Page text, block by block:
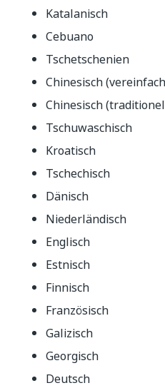
Katalanisch
Cebuano
Tschetschenien
Chinesisch
Chinesisch
Tschuwaschisch
Kroatisch
Tschechisch
Dänisch
Niederländisch
Englisch
Estnisch
Finnisch
Französisch
Galizisch
Georgisch
Deutsch